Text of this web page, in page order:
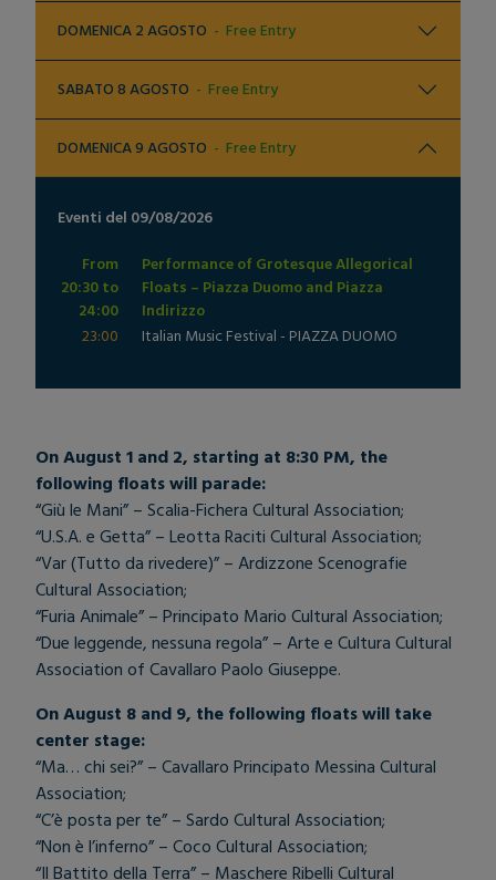
DOMENICA 2 AGOSTO - Free Entry
SABATO 8 AGOSTO - Free Entry
DOMENICA 9 AGOSTO - Free Entry
Eventi del 09/08/2026
From
20:30 to
24:00
Performance of Grotesque Allegorical
Floats – Piazza Duomo and Piazza
Indirizzo
23:00
Italian Music Festival - PIAZZA DUOMO
On August 1 and 2, starting at 8:30 PM, the
following floats will parade:
“Giù le Mani” – Scalia-Fichera Cultural Association;
“U.S.A. e Getta” – Leotta Raciti Cultural Association;
“Var (Tutto da rivedere)” – Ardizzone Scenografie
Cultural Association;
“Furia Animale” – Principato Mario Cultural Association;
“Due leggende, nessuna regola” – Arte e Cultura Cultural
Association of Cavallaro Paolo Giuseppe.
On August 8 and 9, the following floats will take
center stage:
“Ma… chi sei?” – Cavallaro Principato Messina Cultural
Association;
“C’è posta per te” – Sardo Cultural Association;
“Non è l’inferno” – Coco Cultural Association;
“Il Battito della Terra” – Maschere Ribelli Cultural